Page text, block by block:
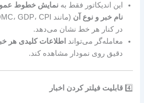
این اندیکاتور فقط بهنمایش خطوط
نام خبر و نوع آن
در کنار هر خط نشان می‌دهد.
معامله‌گر می‌تواند
اطلاعات کلیدی هر
دقیق روی نمودار مشاهده کند.
4️⃣ قابلیت فیلتر کردن اخبار